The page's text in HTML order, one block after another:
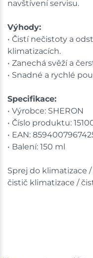
navštívení servisu.
Výhody:
• Čistí nečistoty a
klimatizacích.
• Zanechá svěží a
• Snadné a rychlé
Specifikace:
• Výrobce: SHERON
• Číslo produktu:
• EAN:
• Balení: 150 ml
Sprej do klimatizace
čistič klimatizace /